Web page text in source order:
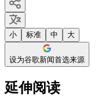
小 标准 中 大
设为谷歌新闻首选来源
延伸阅读